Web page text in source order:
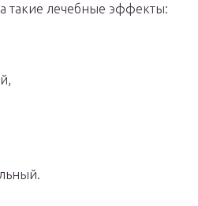
такие лечебные эффекты: